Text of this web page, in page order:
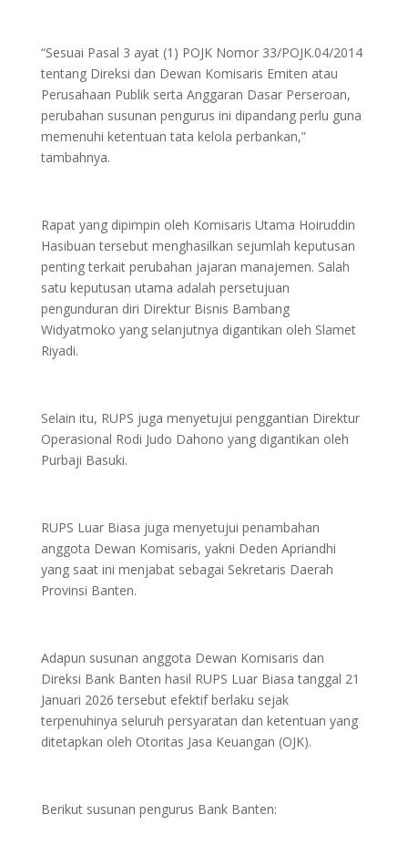
“Sesuai Pasal 3 ayat (1) POJK Nomor 33/POJK.04/2014
tentang Direksi dan Dewan Komisaris Emiten atau
Perusahaan Publik serta Anggaran Dasar Perseroan,
perubahan susunan pengurus ini dipandang perlu guna
memenuhi ketentuan tata kelola perbankan,”
tambahnya.
Rapat yang dipimpin oleh Komisaris Utama Hoiruddin
Hasibuan tersebut menghasilkan sejumlah keputusan
penting terkait perubahan jajaran manajemen. Salah
satu keputusan utama adalah persetujuan
pengunduran diri Direktur Bisnis Bambang
Widyatmoko yang selanjutnya digantikan oleh Slamet
Riyadi.
Selain itu, RUPS juga menyetujui penggantian Direktur
Operasional Rodi Judo Dahono yang digantikan oleh
Purbaji Basuki.
RUPS Luar Biasa juga menyetujui penambahan
anggota Dewan Komisaris, yakni Deden Apriandhi
yang saat ini menjabat sebagai Sekretaris Daerah
Provinsi Banten.
Adapun susunan anggota Dewan Komisaris dan
Direksi Bank Banten hasil RUPS Luar Biasa tanggal 21
Januari 2026 tersebut efektif berlaku sejak
terpenuhinya seluruh persyaratan dan ketentuan yang
ditetapkan oleh Otoritas Jasa Keuangan (OJK).
Berikut susunan pengurus Bank Banten: